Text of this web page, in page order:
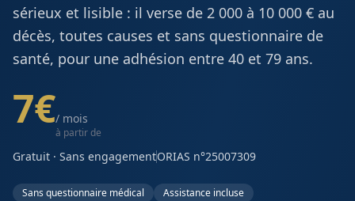
sérieux et lisible : il verse de 2 000 à 10 000 € au
décès, toutes causes et sans questionnaire de
santé, pour une adhésion entre 40 et 79 ans.
7€/ mois
à partir de
Gratuit · Sans engagementORIAS n°25007309
Sans questionnaire médical Assistance incluse